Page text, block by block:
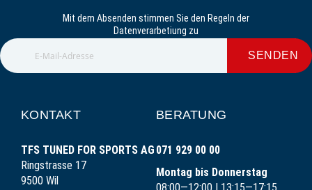
Mit dem Absenden stimmen Sie den Regeln der
Datenverarbetiung zu
SENDEN
KONTAKT
TFS TUNED FOR SPORTS AG
Ringstrasse 17
9500 Wil
BERATUNG
071 929 00 00
Montag bis Donnerstag
08:00—12:00 | 13:15—17:15